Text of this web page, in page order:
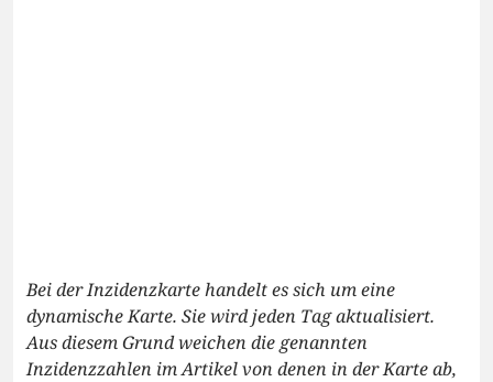
Bei der Inzidenzkarte handelt es sich um eine
dynamische Karte. Sie wird jeden Tag aktualisiert.
Aus diesem Grund weichen die genannten
Inzidenzzahlen im Artikel von denen in der Karte ab,